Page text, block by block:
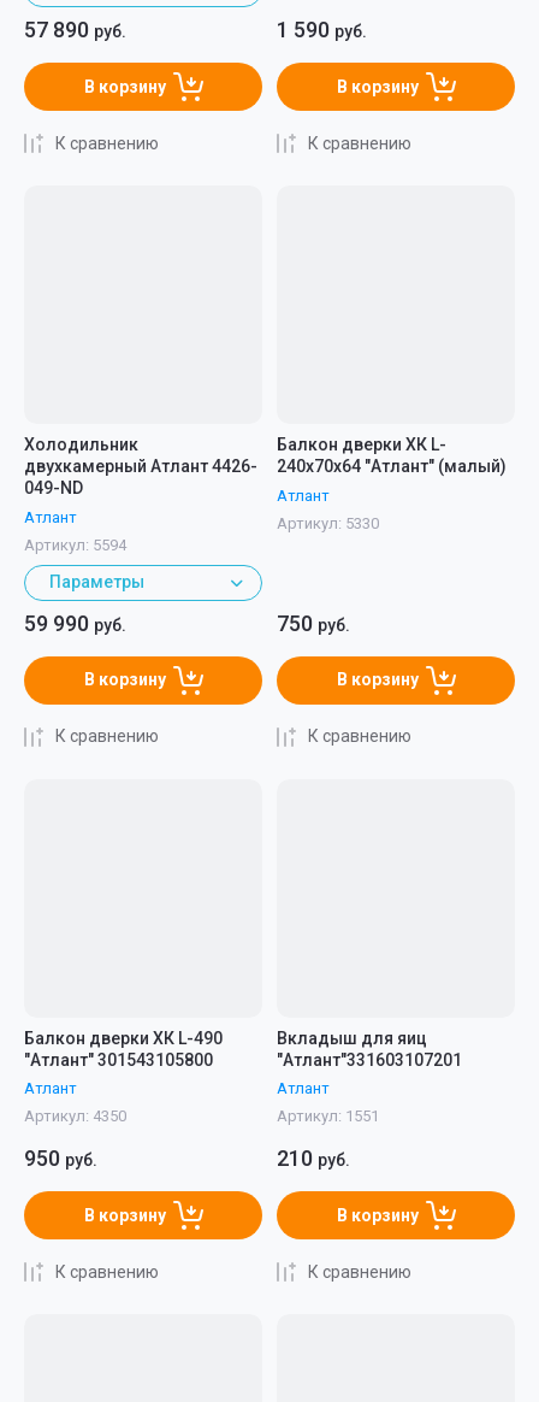
57 890 руб.
В корзину
К сравнению
1 590 руб.
В корзину
К сравнению
Холодильник
двухкамерный Атлант 4426-
049-ND
Атлант
Артикул: 5594
Параметры
59 990 руб.
В корзину
К сравнению
Балкон дверки ХК L-
240x70x64 "Атлант" (малый)
Атлант
Артикул: 5330
750 руб.
В корзину
К сравнению
Балкон дверки ХК L-490
"Атлант" 301543105800
Атлант
Артикул: 4350
950 руб.
В корзину
К сравнению
Вкладыш для яиц
"Атлант"331603107201
Атлант
Артикул: 1551
210 руб.
В корзину
К сравнению